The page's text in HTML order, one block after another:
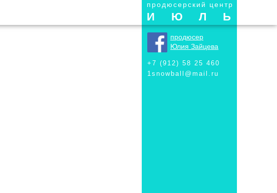
продюсерский центр
ИЮЛЬ
продюсер
Юлия Зайцева
+7 (912) 58 25 460
1snowball@mail.ru